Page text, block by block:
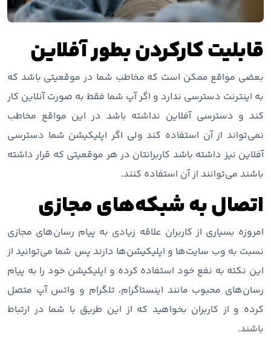
قابلیت کارکردن بطور آفلاین
بعضی مواقع ممکن است که مخاطب شما در موقعیتی باشد که
به اینترنت دسترسی ندارد و اگر آپ شما فقط به صورت آنلاین کار
کند و دسترسی آفلاین نداشته باشد در این مواقع مخاطب
نمی‌تواند از آن استفاده کند ولی اگر اپلیکیشن شما دسترسی
آفلاین نیز داشته باشد کاربرانتان در هر موقعیتی که قرار داشته
باشند می‌توانند از آن استفاده کنند.
اتصال به شبکه‌های مجازی
امروزه بسیاری از کاربران علاقه زیادی به پیام رسان‌های مجازی
نسبت به وب سایت‌ها و اپلیکیشن‌ها دارند پس شما می‌توانید از
این نکته به نفع خود استفاده کرده و اپلیکیشن خود را به پیام
رسان‌های محبوب مانند اینستاگرام، تلگرام و واتس‌ آپ متصل
کرده و از کاربران بخواهید که از این طریق با شما در ارتباط
باشند.